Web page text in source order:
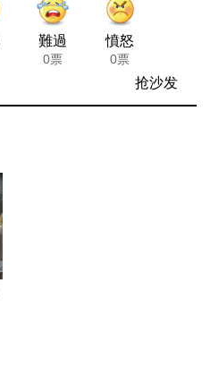
難過
0票
憤怒
0票
抢沙发